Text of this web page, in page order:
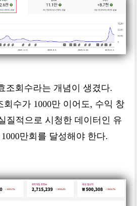
조회수라는 개념이 생겼다.
수가 1000만 이어도, 수익 창
질적으로 시청한 데이터인 유
만회를 달성해야 한다.